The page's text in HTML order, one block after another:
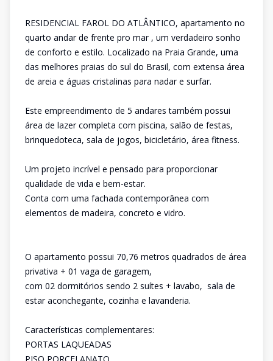
RESIDENCIAL FAROL DO ATLÂNTICO, apartamento no
quarto andar de frente pro mar , um verdadeiro sonho
de conforto e estilo. Localizado na Praia Grande, uma
das melhores praias do sul do Brasil, com extensa área
de areia e águas cristalinas para nadar e surfar.
Este empreendimento de 5 andares também possui
área de lazer completa com piscina, salão de festas,
brinquedoteca, sala de jogos, bicicletário, área fitness.
Um projeto incrível e pensado para proporcionar
qualidade de vida e bem-estar.
Conta com uma fachada contemporânea com
elementos de madeira, concreto e vidro.
O apartamento possui 70,76 metros quadrados de área
privativa + 01 vaga de garagem,
com 02 dormitórios sendo 2 suítes + lavabo, sala de
estar aconchegante, cozinha e lavanderia.
Características complementares:
PORTAS LAQUEADAS